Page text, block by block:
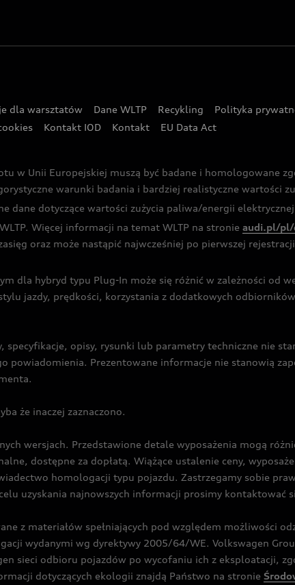
dla warsztatów Dane WLTP Recykling Polityka
Kontakt IOD Kontakt EU Data Act
w Unii Europejskiej muszą być badane i homologowane
warunki badania i bardziej realistyczne wartości
dotyczące wartości zużycia paliwa/energii elektrycznej
Więcej informacji na temat WLTP na stronie audi.pl/
oraz może nastąpić najwcześniej po pierwszej
dla hybryd typu Plug-In może się różnić w zależności od
jazdy, prędkości, korzystania z dodatkowych
opisy, rysunki lub parametry techniczne nie
powiadomienia. Prezentowane informacje nie stanowią
że inaczej zaznaczono.
wersjach. Przedstawione detale wyposażenia mogą
dostępne za dopłatą. Wiążące ustalenie ceny,
homologacji typu pojazdu. Zastrzegamy sobie
uzyskania najnowszych informacji prosimy kontaktować
z materiałów spełniających pod względem możliwości
wydanymi wg dyrektywy 2005/64/WE. Volkswagen
sieci odbioru pojazdów po wycofaniu ich z eksploatacji,
dotyczących ekologii znajdą Państwo na stronie